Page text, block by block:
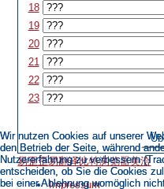
18
19
20
21
22
23
Wir nutzen Cookies auf unserer
den Betrieb der Seite, während
Nutzererfahrung zu verbessern
entscheiden, ob Sie die Cookies
bei einer Ablehnung womöglich
易歪歪易翻译比特浏览器美洽
Impressum
Wir nutzen Cookies auf unserer
den Betrieb der Seite, während
Nutzererfahrung zu verbessern
entscheiden, ob Sie die Cookies
bei einer Ablehnung womöglich